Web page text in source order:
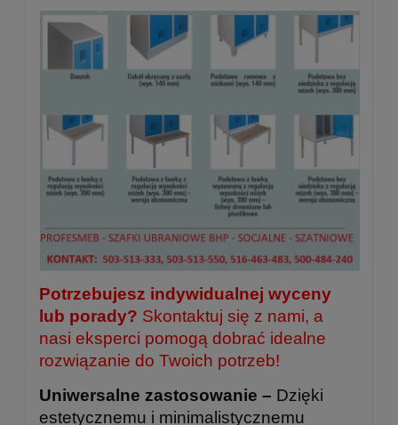
Potrzebujesz indywidualnej wyceny
lub porady? Skontaktuj się z nami, a
nasi eksperci pomogą dobrać idealne
rozwiązanie do Twoich potrzeb!
Uniwersalne zastosowanie – Dzięki
estetycznemu i minimalistycznemu